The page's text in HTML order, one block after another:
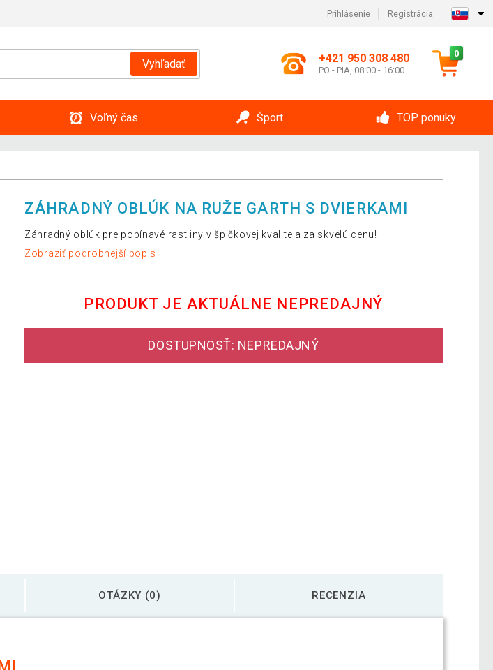
Prihlásenie Registrácia
Vyhľadať +421 950 308 480
PO - PIA, 08:00 - 16:00
0
Voľný čas Šport TOP ponuky
ZÁHRADNÝ OBLÚK NA RUŽE GARTH S DVIERKAMI
Záhradný oblúk pre popínavé rastliny v špičkovej kvalite a za skvelú cenu!
Zobraziť podrobnejší popis
PRODUKT JE AKTUÁLNE NEPREDAJNÝ
DOSTUPNOSŤ: NEPREDAJNÝ
OTÁZKY (0) RECENZIA